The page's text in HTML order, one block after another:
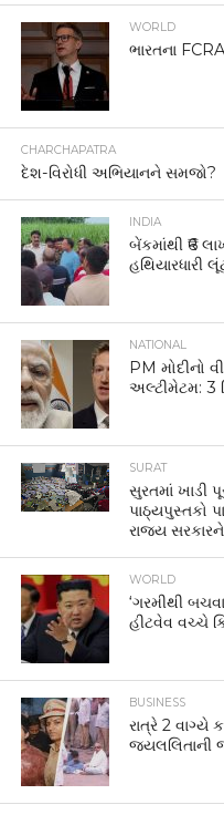
WORLD
ભારતના
CHARCHAPATRA
દેશ-વિરોધી અભિયાનને સમજો?
INDIA
બેંકમાંથી ₹6
હથિયારધારી
NATIONAL
PM મોદીનો
અલ્ટીમેટમ: 3
SURAT
સુરતમાં ખાડી
પાઠ્યપુસ્તકો
રાજ્ય
WORLD
‘ગરમીથી
હીટવેવ વચ્ચે
BUSINESS
રાત્રે 2 વાગ્યે
જયલલિતાની